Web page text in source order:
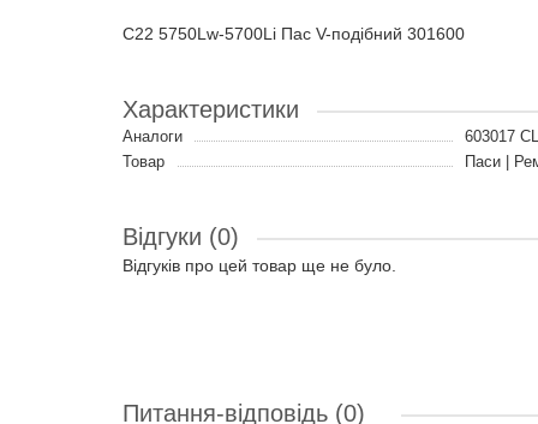
C22 5750Lw-5700Li Пас V-подібний 301600
Характеристики
Аналоги
603017
Товар
Паси |
Відгуки (0)
Відгуків про цей товар ще не було.
Питання-відповідь (0)